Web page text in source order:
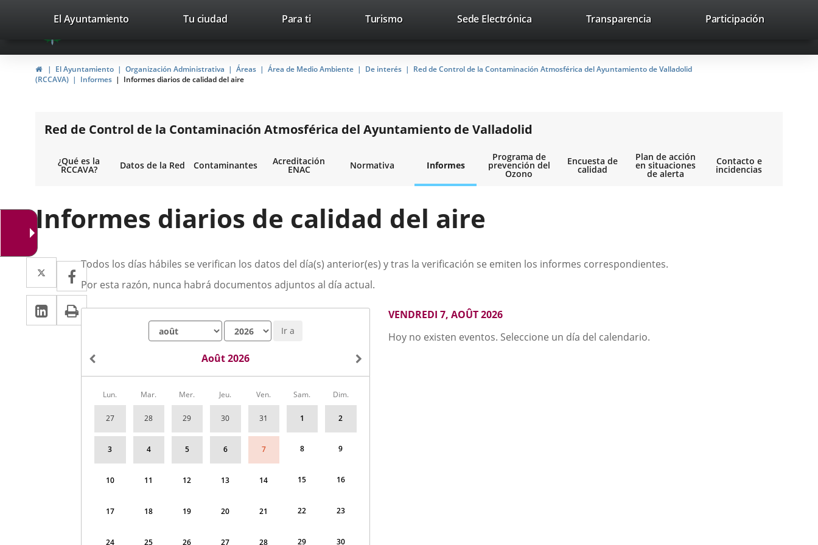
Portal
Web
del
Ayuntamiento
Valladolid
avaTop Trabaja con nosotros Contacto avaHeaderSocial
Enlace
una
aplicación
Enlace
una
aplicación
Enlace
una
aplicación
Recherche
valladolid.es
El Ayuntamiento Tu ciudad Para ti TurismoEste
abrirá
en
Sede ElectrónicaEnlace
aplicación
externa.
Transparencia Participación
InicioEl Ayuntamiento Organización Administrativa Áreas Área de Medio Ambiente De interés
Red de Control de la Contaminación Atmosférica del Ayuntamiento de Valladolid
(RCCAVA)
Informes Informes diarios de calidad del aire
Red de Control de la Contaminación Atmosférica del Ayuntamiento de Valladolid
¿Qué es la
RCCAVA? Datos de la Red Contaminantes Acreditación
ENAC Normativa Informes
Programa de
prevención del
Ozono
Encuesta de
calidad
Plan de acción
en situaciones
de alerta
Contacto e
incidencias
Informes diarios de calidad del aire
Twitter
Enlace
a
una
aplicación
externa.
Facebook
Enlace
a
una
externa.
LinkedIn
Enlace
a
aplicación
Imprimir
Descripción
Todos los días hábiles se verifican los datos del día(s) anterior(es) y tras la verificación se emiten los informes correspondientes.
Por esta razón, nunca habrá documentos adjuntos al día actual.
Ir a
Août 2026
Calendario
diarios
de
aire
Lun. Mar. Mer. Jeu. Ven. Sam. Dim.
27 28 29 30 31 1 2
3 4 5 6 7 8 9
10 11 12 13 14 15 16
17 18 19 20 21 22 23
24 25 26 27 28 29 30
AOÛT
2026
VENDREDI 7, AOÛT 2026
Hoy no existen eventos. Seleccione un día del calendario.